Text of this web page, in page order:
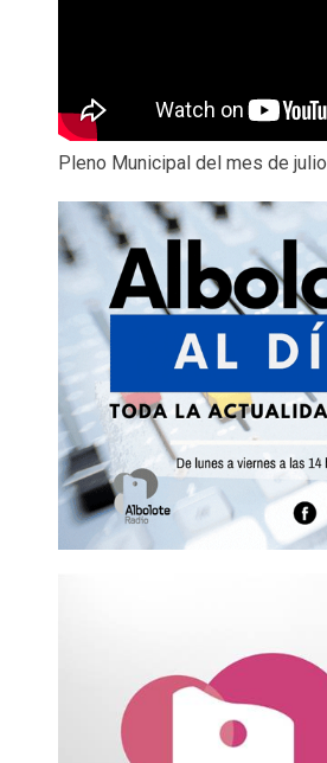
Pleno Municipal del mes de julio